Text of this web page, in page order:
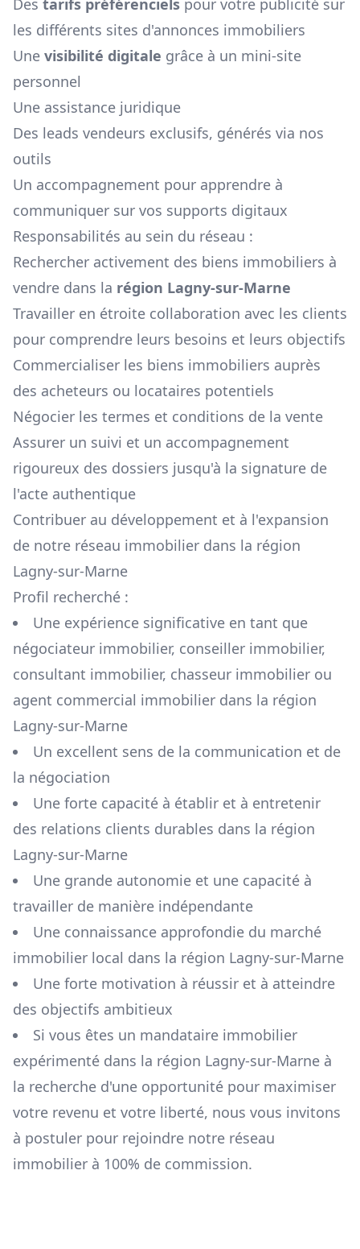
Des tarifs préférenciels pour votre publicité sur
les différents sites d'annonces immobiliers
Une visibilité digitale grâce à un mini-site
personnel
Une assistance juridique
Des leads vendeurs exclusifs, générés via nos
outils
Un accompagnement pour apprendre à
communiquer sur vos supports digitaux
Responsabilités au sein du réseau :
Rechercher activement des biens immobiliers à
vendre dans la région Lagny-sur-Marne
Travailler en étroite collaboration avec les clients
pour comprendre leurs besoins et leurs objectifs
Commercialiser les biens immobiliers auprès
des acheteurs ou locataires potentiels
Négocier les termes et conditions de la vente
Assurer un suivi et un accompagnement
rigoureux des dossiers jusqu'à la signature de
l'acte authentique
Contribuer au développement et à l'expansion
de notre réseau immobilier dans la région
Lagny-sur-Marne
Profil recherché :
Une expérience significative en tant que
négociateur immobilier, conseiller immobilier,
consultant immobilier, chasseur immobilier ou
agent commercial immobilier dans la région
Lagny-sur-Marne
Un excellent sens de la communication et de
la négociation
Une forte capacité à établir et à entretenir
des relations clients durables dans la région
Lagny-sur-Marne
Une grande autonomie et une capacité à
travailler de manière indépendante
Une connaissance approfondie du marché
immobilier local dans la région Lagny-sur-Marne
Une forte motivation à réussir et à atteindre
des objectifs ambitieux
Si vous êtes un mandataire immobilier
expérimenté dans la région Lagny-sur-Marne à
la recherche d'une opportunité pour maximiser
votre revenu et votre liberté, nous vous invitons
à postuler pour rejoindre notre réseau
immobilier à 100% de commission.